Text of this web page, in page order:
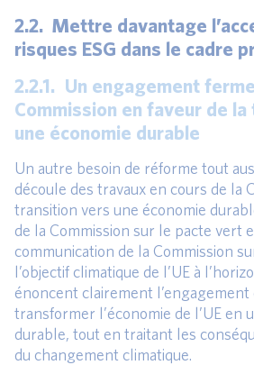
2.2. Mettre davantage
risques ESG dans le cadre
2.2.1. Un engagement
Commission en faveur de
une économie durable
Un autre besoin de réforme tout
découle des travaux en cours de la
transition vers une économie
de la Commission sur le pacte vert
communication de la Commission
l’objectif climatique de l’UE à
énoncent clairement
transformer l’économie de l’UE en
durable, tout en traitant les
du changement climatique.